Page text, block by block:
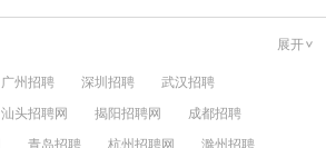
展开
广州招聘 深圳招聘
武汉招聘
汕头招聘网 揭阳招聘网
成都招聘
青岛招聘 杭州招聘网 滁州招聘